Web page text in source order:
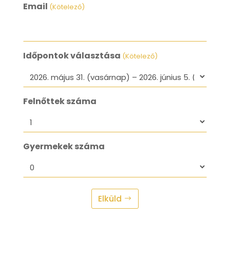
Email (Kötelező)
Időpontok választása (Kötelező)
Felnőttek száma
Gyermekek száma
Elküld